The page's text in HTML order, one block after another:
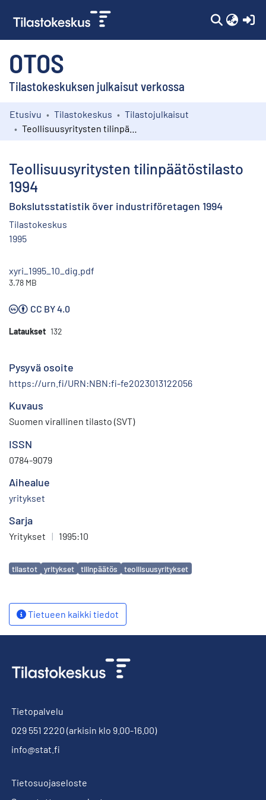
OTOS
Tilastokeskuksen julkaisut verkossa
Kokoelmat
Etusivu Tilastokeskus
Tilastojulkaisut
Teollisuusyritysten tilinpäätöstilasto
1994
Bokslutsstatistik över industriföretagen 1994
Tilastokeskus
1995
xyri_1995_10_dig.pdf
3.78 MB
CC BY 4.0
Lataukset 132
Pysyvä osoite
https://urn.fi/URN:NBN:fi-fe2023013122056
Kuvaus
Suomen virallinen tilasto (SVT)
ISSN
0784-9079
Aihealue
yritykset
Sarja
Yritykset | 1995:10
Avainsanat
tilastot yritykset tilinpäätös teollisuusyritykset
Tietueen kaikki tiedot
Tietopalvelu
029 551 2220 (arkisin klo 9.00-16.00)
info@stat.fi
Tietosuojaseloste